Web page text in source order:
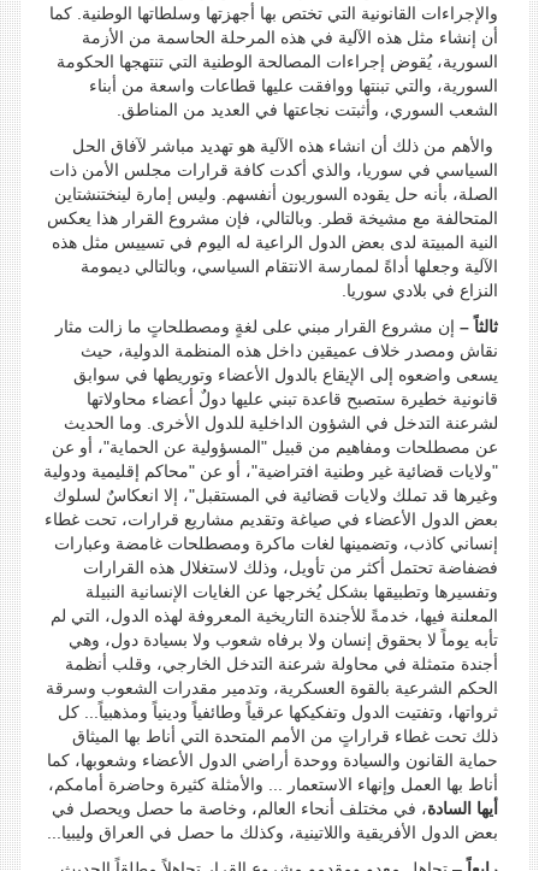
والإجراءات القانونية التي تختص بها أجهزتها وسلطاتها الوطنية. كما
أن إنشاء مثل هذه الآلية في هذه المرحلة الحاسمة من الأزمة
السورية، يُقوض إجراءات المصالحة الوطنية التي تنتهجها الحكومة
السورية، والتي تبنتها ووافقت عليها قطاعات واسعة من أبناء
الشعب السوري، وأثبتت نجاعتها في العديد من المناطق.
والأهم من ذلك أن انشاء هذه الآلية هو تهديد مباشر لآفاق الحل
السياسي في سوريا، والذي أكدت كافة قرارات مجلس الأمن ذات
الصلة، بأنه حل يقوده السوريون أنفسهم. وليس إمارة لينختنشتاين
المتحالفة مع مشيخة قطر. وبالتالي، فإن مشروع القرار هذا يعكس
النية المبيتة لدى بعض الدول الراعية له اليوم في تسييس مثل هذه
الآلية وجعلها أداةً لممارسة الانتقام السياسي، وبالتالي ديمومة
النزاع في بلادي سوريا.
ثالثاً –إن مشروع القرار مبني على لغةٍ ومصطلحاتٍ ما زالت مثار
نقاش ومصدر خلاف عميقين داخل هذه المنظمة الدولية، حيث
يسعى واضعوه إلى الإيقاع بالدول الأعضاء وتوريطها في سوابق
قانونية خطيرة ستصبح قاعدة تبني عليها دولٌ أعضاء محاولاتها
لشرعنة التدخل في الشؤون الداخلية للدول الأخرى. وما الحديث
عن مصطلحات ومفاهيم من قبيل "المسؤولية عن الحماية"، أو عن
"ولايات قضائية غير وطنية افتراضية"، أو عن "محاكم إقليمية ودولية
وغيرها قد تملك ولايات قضائية في المستقبل"، إلا انعكاسٌ لسلوك
بعض الدول الأعضاء في صياغة وتقديم مشاريع قرارات، تحت غطاء
إنساني كاذب، وتضمينها لغات ماكرة ومصطلحات غامضة وعبارات
فضفاضة تحتمل أكثر من تأويل، وذلك لاستغلال هذه القرارات
وتفسيرها وتطبيقها بشكل يُخرجها عن الغايات الإنسانية النبيلة
المعلنة فيها، خدمةً للأجندة التاريخية المعروفة لهذه الدول، التي لم
تأبه يوماً لا بحقوق إنسان ولا برفاه شعوب ولا بسيادة دول، وهي
أجندة متمثلة في محاولة شرعنة التدخل الخارجي، وقلب أنظمة
الحكم الشرعية بالقوة العسكرية، وتدمير مقدرات الشعوب وسرقة
ثرواتها، وتفتيت الدول وتفكيكها عرقياً وطائفياً ودينياً ومذهبياً... كل
ذلك تحت غطاء قراراتٍ من الأمم المتحدة التي أناط بها الميثاق
حماية القانون والسيادة ووحدة أراضي الدول الأعضاء وشعوبها، كما
أناط بها العمل وإنهاء الاستعمار ... والأمثلة كثيرة وحاضرة أمامكم،
أيها السادة، في مختلف أنحاء العالم، وخاصة ما حصل ويحصل في
بعض الدول الأفريقية واللاتينية، وكذلك ما حصل في العراق وليبيا...